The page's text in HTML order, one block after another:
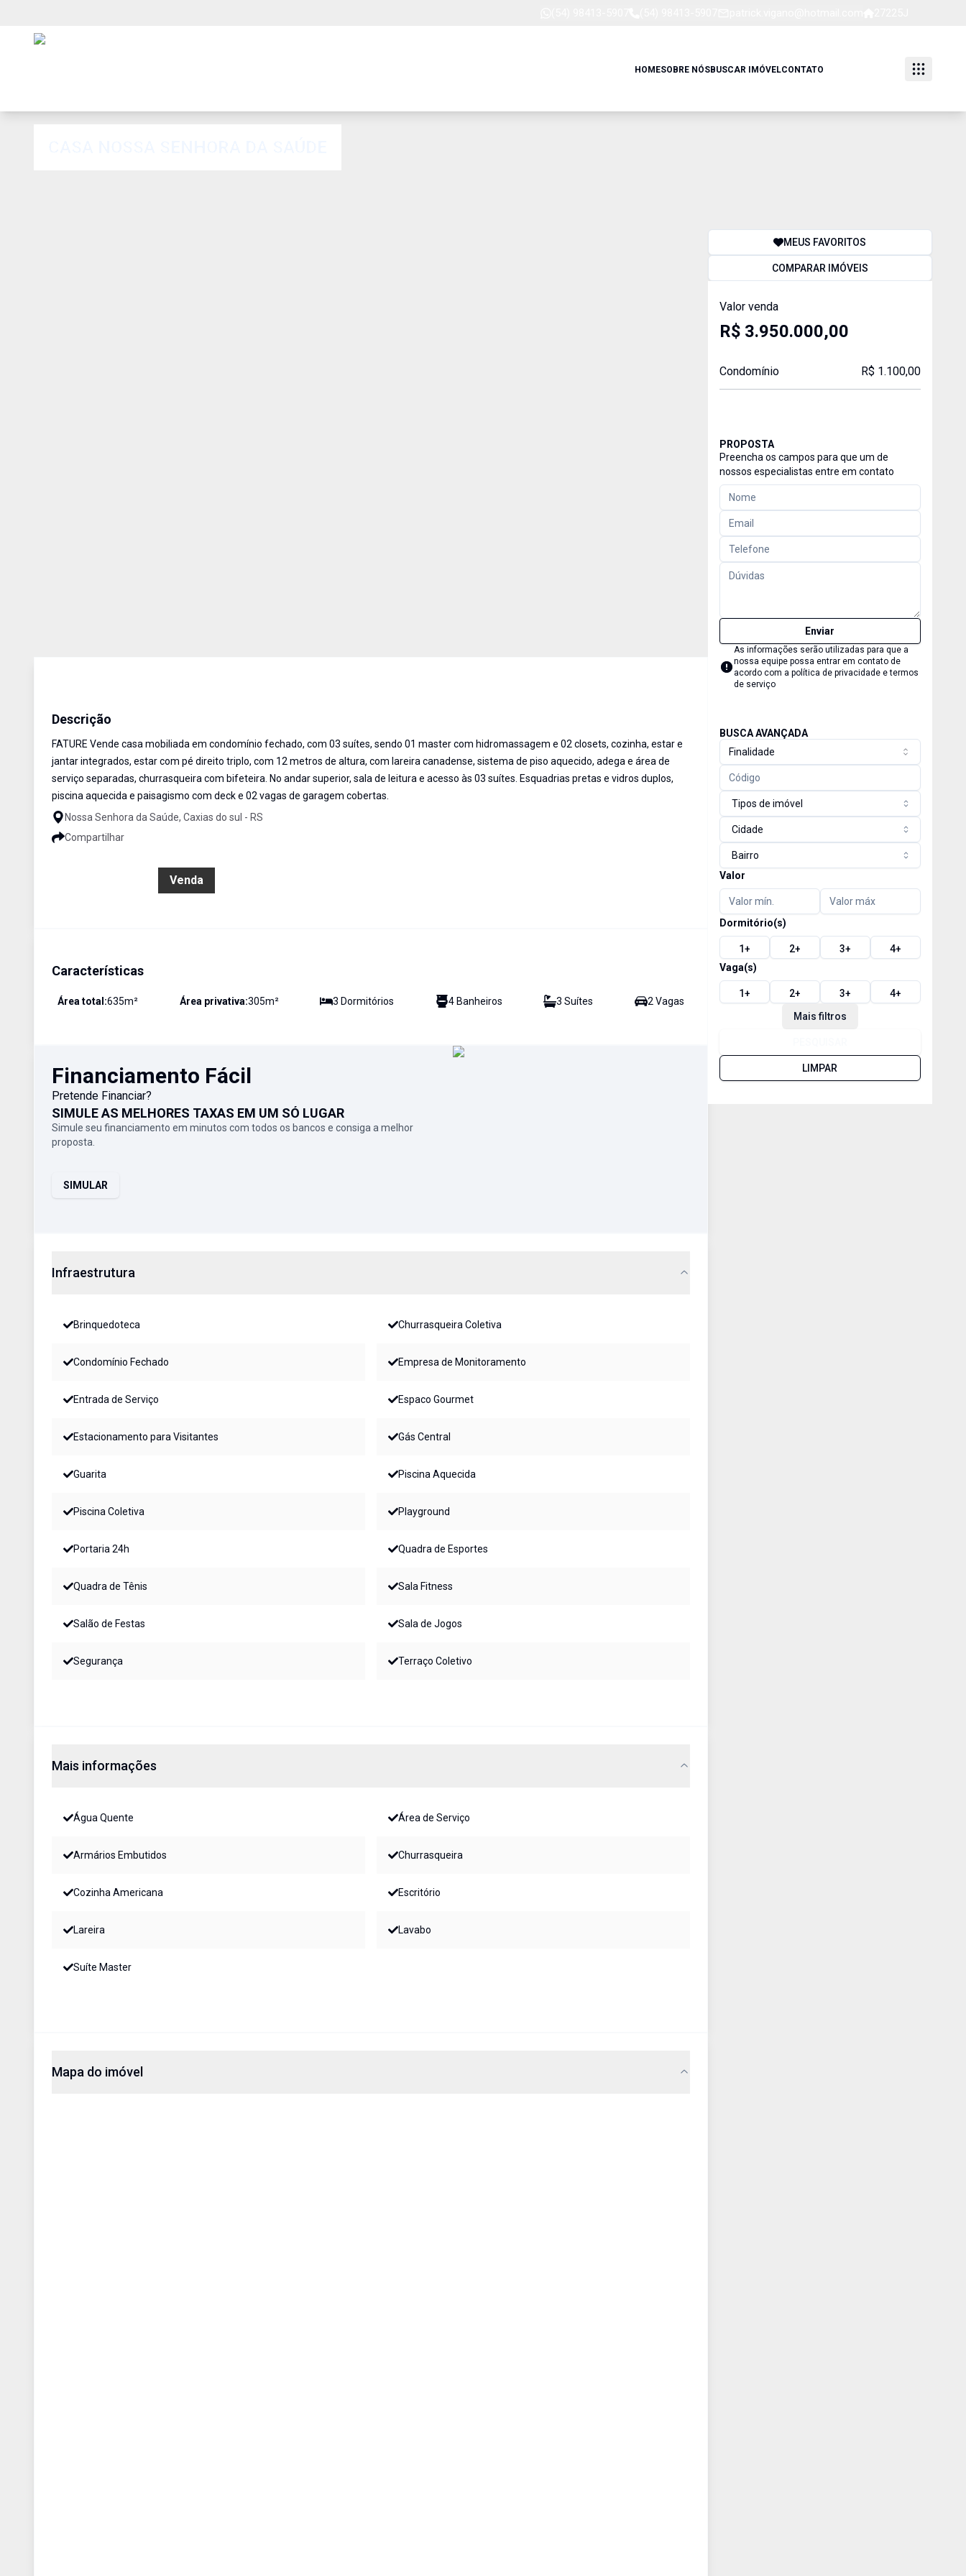
HOMESOBRE NÓSBUSCAR IMÓVELCONTATO
Descrição
FATURE Vende casa mobiliada em condomínio fechado, com 03 suítes, sendo 01 master com hidromassagem e 02 closets, cozinha, estar e
jantar integrados, estar com pé direito triplo, com 12 metros de altura, com lareira canadense, sistema de piso aquecido, adega e área de
serviço separadas, churrasqueira com bifeteira. No andar superior, sala de leitura e acesso às 03 suítes. Esquadrias pretas e vidros duplos,
piscina aquecida e paisagismo com deck e 02 vagas de garagem cobertas.
Nossa Senhora da Saúde, Caxias do sul - RS
Compartilhar
Venda
Características
Área total:635m² Área privativa:305m² 3 Dormitórios 4Banheiros 3 Suítes 2 Vagas
Financiamento Fácil
Pretende Financiar?
SIMULE AS MELHORES TAXAS EM UM SÓ LUGAR
Simule seu financiamento em minutos com todos os bancos e consiga a melhor
proposta.
SIMULAR
Infraestrutura
Brinquedoteca Churrasqueira Coletiva
Condomínio Fechado Empresa de Monitoramento
Entrada de Serviço Espaco Gourmet
Estacionamento para Visitantes Gás Central
Guarita Piscina Aquecida
Piscina Coletiva Playground
Portaria 24h Quadra de Esportes
Quadra de Tênis Sala Fitness
Salão de Festas Sala de Jogos
Segurança Terraço Coletivo
Mais informações
Água Quente Área de Serviço
Armários Embutidos Churrasqueira
Cozinha Americana Escritório
Lareira Lavabo
Suíte Master
Mapa do imóvel
MEUS FAVORITOS
COMPARAR IMÓVEIS
Valor venda
R$ 3.950.000,00
Condomínio R$ 1.100,00
PROPOSTA
Preencha os campos para que um de
nossos especialistas entre em contato
Enviar
As informações serão utilizadas para que a
nossa equipe possa entrar em contato de
acordo com a política de privacidade e termos
de serviço
BUSCA AVANÇADA
Finalidade
Tipos de imóvel
Cidade
Bairro
Valor
Dormitório(s)
1+ 2+ 3+ 4+
Vaga(s)
1+ 2+ 3+ 4+
Mais filtros
LIMPAR